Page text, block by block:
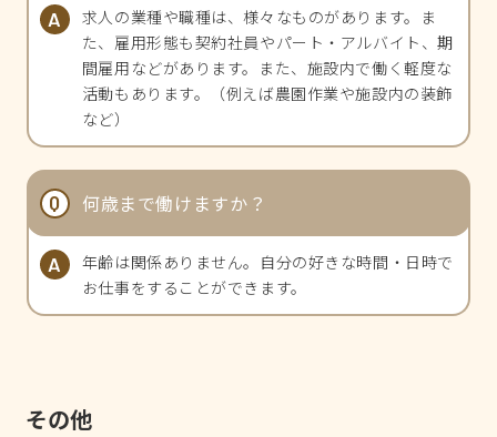
求人の業種や職種は、様々なものがあります。ま
た、雇用形態も契約社員やパート・アルバイト、期
間雇用などがあります。また、施設内で働く軽度な
活動もあります。（例えば農園作業や施設内の装飾
など）
何歳まで働けますか？
年齢は関係ありません。自分の好きな時間・日時で
お仕事をすることができます。
その他